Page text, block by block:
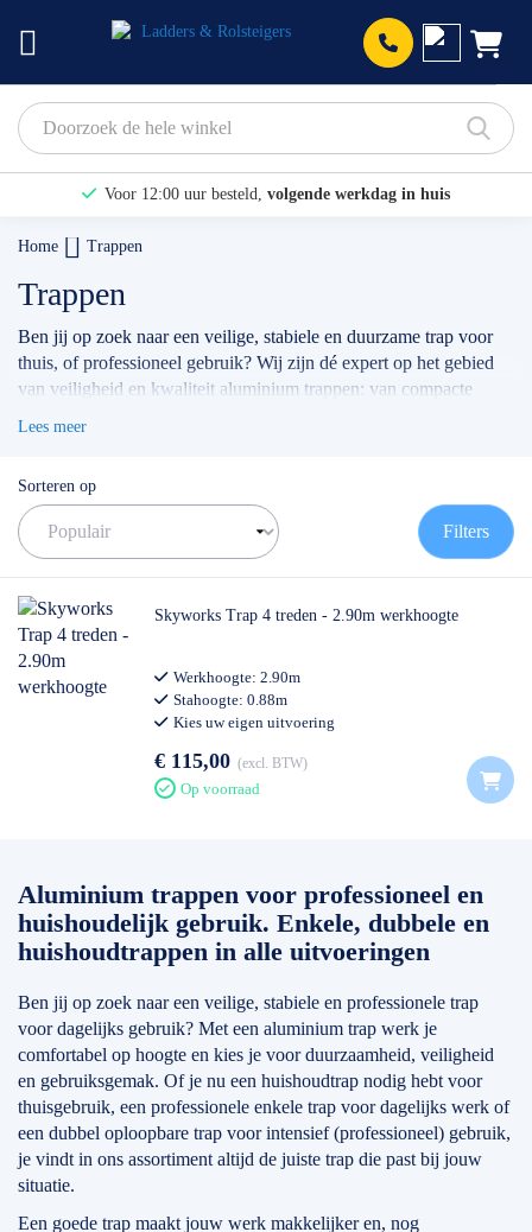
Voor 12:00 uur besteld, volgende werkdag in huis
Home Trappen
Trappen
Ben jij op zoek naar een veilige, stabiele en duurzame trap voor
thuis, of professioneel gebruik? Wij zijn dé expert op het gebied
van veiligheid en kwaliteit aluminium trappen: van compacte
gebruik: bij ons vind je altijd het model wat het beste bij jou en je
werkzaamheden past.
Wij leveren trappen van alleen topmerken zoals bijvoorbeeld :
aan de strengst geldende wet -en regelgeving. Het verschil tussen
de verschillende uitvoeringen zit vooral in stabiliteit, veiligheid,
materiaalsterkte en gewicht. Hierdoor kun je altijd kiezen voor een
trap die aansluit bij hoe vaak en hoe intensief je deze gebruikt van
incidenteel thuisgebruik tot dagelijks professioneel werk.
Ga voor jezelf na welke eisen jij aan een trap stelt. Waar wordt de
trap voor gebruikt en hoe vaak. Bij elke trap maken wij
onderscheid tussen thuisgebruik, semi professioneel en
eenvoudig het gewenste model kiezen.
✅ Volgende werkdag op locatie
✅ Meedenkende klantenservice
, of
Lees meer
Sorteren op
Filters
Skyworks Trap 4 treden - 2.90m werkhoogte
Werkhoogte: 2.90m
Stahoogte: 0.88m
Kies uw eigen uitvoering
€ 115,00 excl. BTW
Op voorraad
Aluminium trappen voor professioneel en
huishoudelijk gebruik. Enkele, dubbele en
huishoudtrappen in alle uitvoeringen
Ben jij op zoek naar een veilige, stabiele en professionele trap
voor dagelijks gebruik? Met een aluminium trap werk je
comfortabel op hoogte en kies je voor duurzaamheid, veiligheid
en gebruiksgemak. Of je nu een huishoudtrap nodig hebt voor
thuisgebruik, een professionele enkele trap voor dagelijks werk of
een dubbel oploopbare trap voor intensief (professioneel) gebruik,
je vindt in ons assortiment altijd de juiste trap die past bij jouw
situatie.
Een goede trap maakt jouw werk makkelijker en, nog